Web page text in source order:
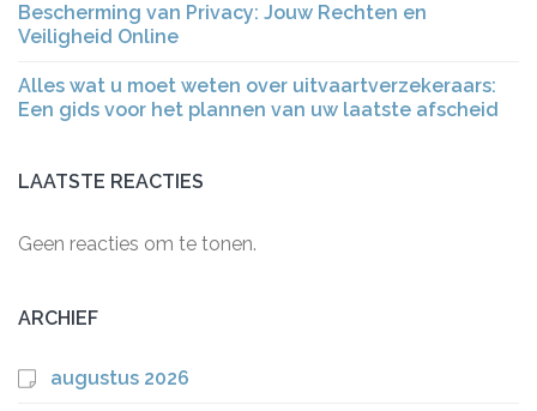
Bescherming van Privacy: Jouw Rechten en
Veiligheid Online
Alles wat u moet weten over uitvaartverzekeraars:
Een gids voor het plannen van uw laatste afscheid
LAATSTE REACTIES
Geen reacties om te tonen.
ARCHIEF
augustus 2026